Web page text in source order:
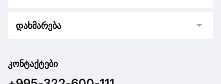
დახმარება
კონტაქტები